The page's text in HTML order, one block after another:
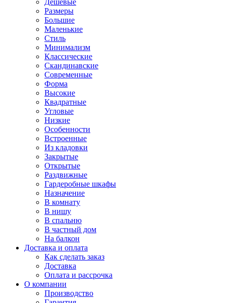
Дешевые
Размеры
Большие
Маленькие
Стиль
Минимализм
Классические
Скандинавские
Современные
Форма
Высокие
Квадратные
Угловые
Низкие
Особенности
Встроенные
Из кладовки
Закрытые
Открытые
Раздвижные
Гардеробные шкафы
Назначение
В комнату
В нишу
В спальню
В частный дом
На балкон
Доставка и оплата
Как сделать заказ
Доставка
Оплата и рассрочка
О компании
Производство